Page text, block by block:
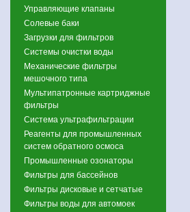
Управляющие клапаны
Солевые баки
Загрузки для фильтров
Системы очистки воды
Механические фильтры
мешочного типа
Мультипатронные картриджные
фильтры
Система ультрафильтрации
Реагенты для промышленных
систем обратного осмоса
Промышленные озонаторы
Фильтры для бассейнов
Фильтры дисковые и сетчатые
Фильтры воды для автомоек